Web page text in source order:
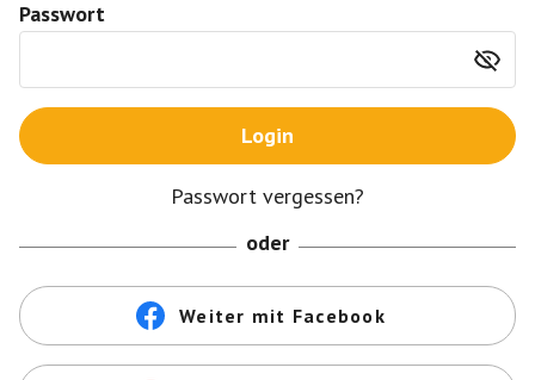
Passwort
Login
Passwort vergessen?
oder
Weiter mit Facebook